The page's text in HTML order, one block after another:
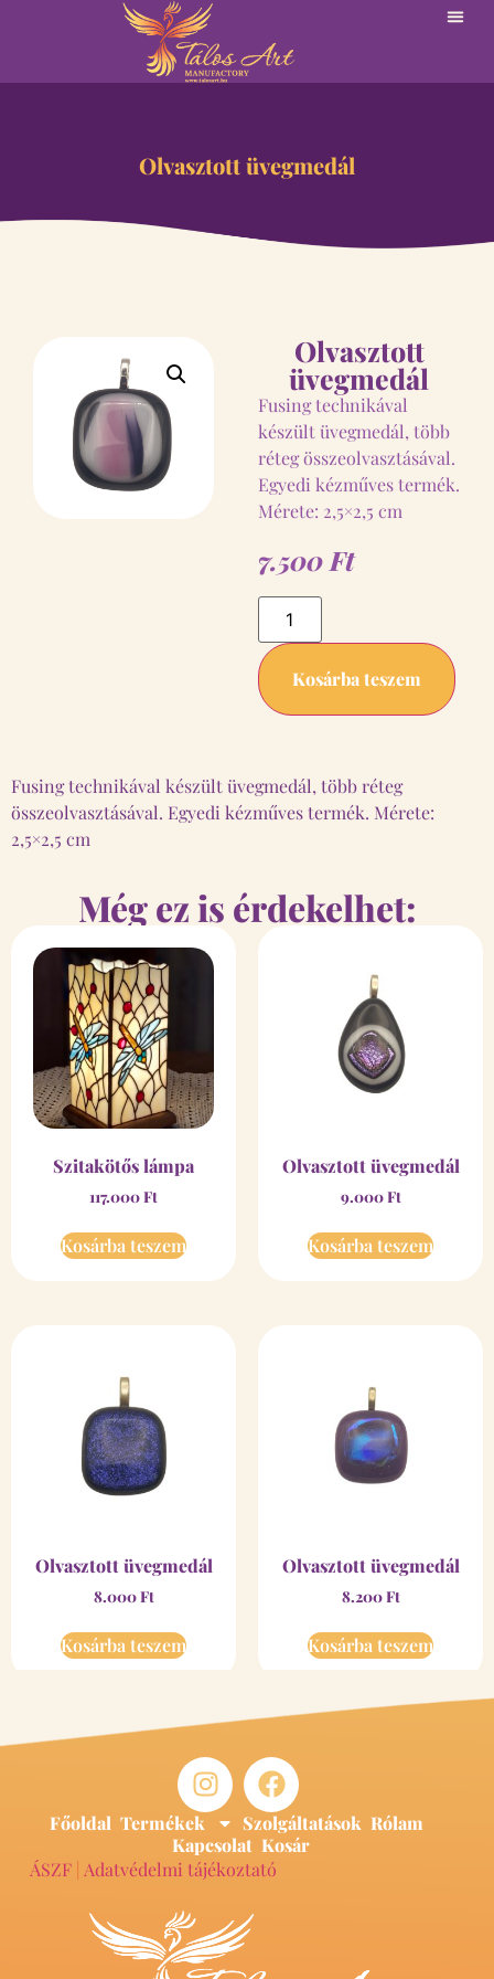
Olvasztott üvegmedál
Olvasztott
üvegmedál
Fusing technikával
készült üvegmedál, több
réteg összeolvasztásával.
Egyedi kézműves termék.
Mérete: 2,5×2,5 cm
7.500 Ft
Kosárba teszem
Fusing technikával készült üvegmedál, több réteg
összeolvasztásával. Egyedi kézműves termék. Mérete:
2,5×2,5 cm
Még ez is érdekelhet:
Szitakötős lámpa
117.000Ft
Kosárba teszem
Olvasztott üvegmedál
9.000Ft
Kosárba teszem
Olvasztott üvegmedál
8.000Ft
Kosárba teszem
Olvasztott üvegmedál
8.200Ft
Kosárba teszem
Főoldal Termékek Szolgáltatások Rólam
Kapcsolat Kosár
ÁSZF| Adatvédelmi tájékoztató